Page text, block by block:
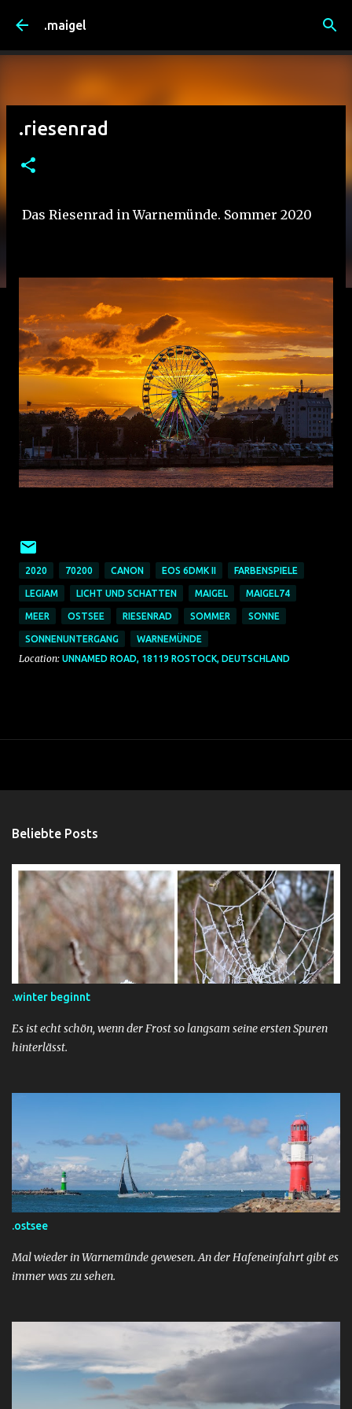
.maigel
.riesenrad
Das Riesenrad in Warnemünde. Sommer 2020
2020 70200 CANON EOS 6DMK II FARBENSPIELE
LEGIAM LICHT UND SCHATTEN MAIGEL MAIGEL74
MEER OSTSEE RIESENRAD SOMMER SONNE
SONNENUNTERGANG WARNEMÜNDE
Location: UNNAMED ROAD, 18119 ROSTOCK, DEUTSCHLAND
Beliebte Posts
.winter beginnt
Es ist echt schön, wenn der Frost so langsam seine ersten Spuren
hinterlässt.
.ostsee
Mal wieder in Warnemünde gewesen. An der Hafeneinfahrt gibt es
immer was zu sehen.